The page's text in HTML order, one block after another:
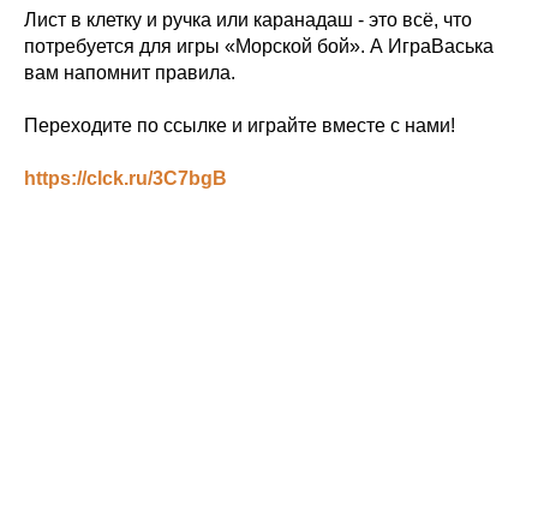
Лист в клетку и ручка или каранадаш - это всё, что
потребуется для игры «Морской бой». А ИграВаська
вам напомнит правила.
Переходите по ссылке и играйте вместе с нами!
https://clck.ru/3C7bgB